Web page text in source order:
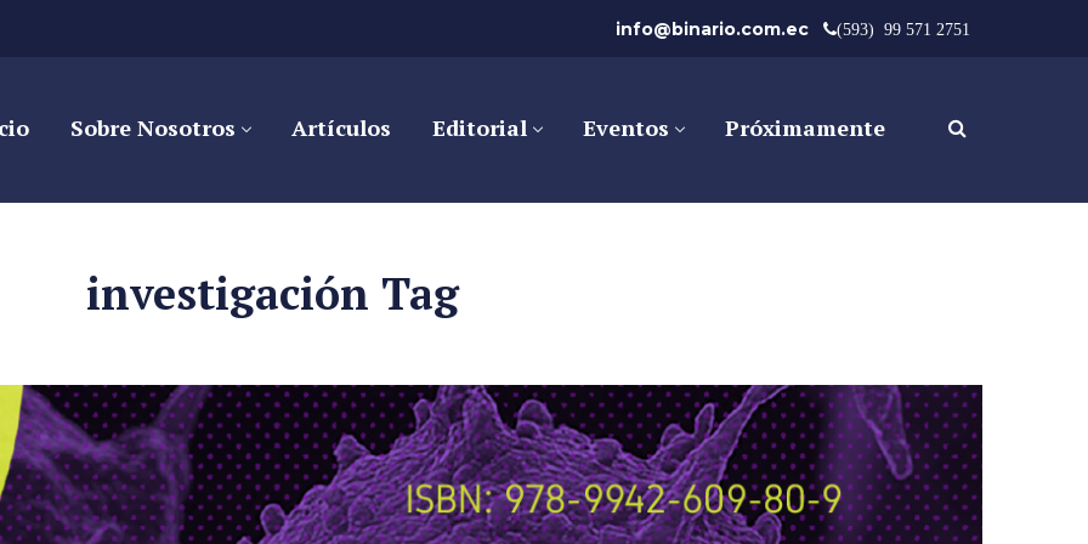
info@binario.com.ec (593) 99 571 2751
Sobre Nosotros Artículos Editorial Eventos Próximamente
investigación Tag